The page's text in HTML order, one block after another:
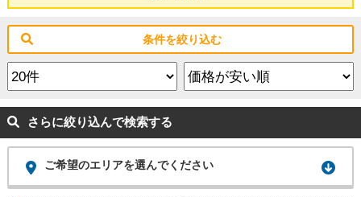
条件を絞り込む
さらに絞り込んで検索する
ご希望のエリアを選んでください